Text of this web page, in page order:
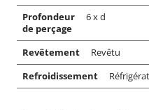
Profondeur
de perçage
6 x d
Revêtement
Revêtu
Refroidissement